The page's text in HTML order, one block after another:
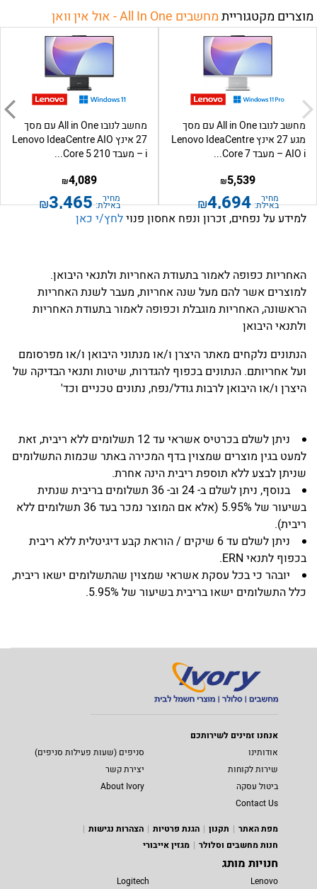
מוצרים מקטגורייתמחשבים All In One - אול אין וואן
מחשב לנובו All in One עם מסך
מגע 27 אינץ Lenovo IdeaCentre
AIO i – מעבד Core 7...
5,539
₪
מחיר
באילת: 4,694
₪
מחשב לנובו All in One עם מסך
27 אינץ Lenovo IdeaCentre AIO
i – מעבד Core 5 210...
4,089
₪
מחיר
באילת: 3,465
₪
למידע על נפחים, זכרון ונפח אחסון פנוילחץ/י כאן
האחריות כפופה לאמור בתעודת האחריות ולתנאי היבואן.
למוצרים אשר להם מעל שנה אחריות, מעבר לשנת האחריות
הראשונה, האחריות מוגבלת וכפופה לאמור בתעודת האחריות
ולתנאי היבואן
הנתונים נלקחים מאתר היצרן ו/או מנתוני היבואן ו/או מפרסומם
ועל אחריותם. הנתונים בכפוף להגדרות, שיטות ותנאי הבדיקה של
היצרן ו/או היבואן לרבות גודל/נפח, נתונים טכניים וכד'
ניתן לשלם בכרטיס אשראי עד 12 תשלומים ללא ריבית, זאת
למעט בגין מוצרים שמצוין בדף המכירה באתר שכמות התשלומים
שניתן לבצע ללא תוספת ריבית הינה אחרת.
בנוסף, ניתן לשלם ב- 24 וב- 36 תשלומים בריבית שנתית
בשיעור של 5.95% (אלא אם המוצר נמכר בעד 36 תשלומים ללא
ריבית).
ניתן לשלם עד 6 שיקים / הוראת קבע דיגיטלית ללא ריבית
בכפוף לתנאי ERN.
יובהר כי בכל עסקת אשראי שמצוין שהתשלומים ישאו ריבית,
כלל התשלומים ישאו בריבית בשיעור של 5.95%.
אנחנו זמינים לשירותכם
אודותינו
סניפים (שעות פעילות סניפים)
שירות לקוחות
יצירת קשר
ביטול עסקה
About Ivory
Contact Us
מפת האתר
תקנון הגנת פרטיות
הצהרות נגישות
חנות מחשבים וסלולר
מגזין אייבורי
חנויות מותג
Lenovo
Logitech